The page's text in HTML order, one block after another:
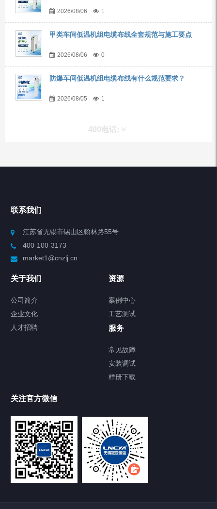
2026/08/06 1
甲类车间低温机组电缆布线全套规范与施工要点
2026/08/06 0
防爆车间低温机组电缆布线有什么规范要求？
2026/08/05 1
400电话:
产品分类
制冷加热动态控温系统
Chiller气体控温系统
Chamber试验箱
TCU温度控制单元
VOCs冷凝回收装置
联系我们
江苏省无锡市锡山区翰林路55号
400-100-3173
market1@cnzlj.cn
关于我们
公司简介
企业文化
人才招聘
资源
案例中心
工艺测试
服务
常见故障
安装调试
样册下载
关注官方微信